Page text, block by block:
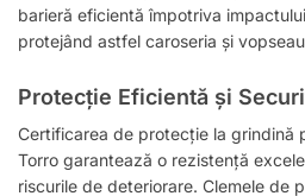
barieră eficientă împotriva
protejând astfel caroseria și
Protecție Eficientă și
Certificarea de protecție la grindină
Torro garantează o rezistență
riscurile de deteriorare. Clemele de